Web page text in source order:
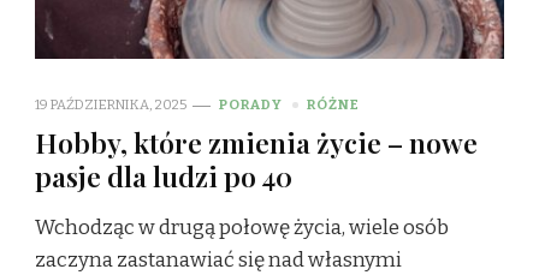
19 PAŹDZIERNIKA, 2025 PORADY RÓŻNE
Hobby, które zmienia życie – nowe
pasje dla ludzi po 40
Wchodząc w drugą połowę życia, wiele osób
zaczyna zastanawiać się nad własnymi